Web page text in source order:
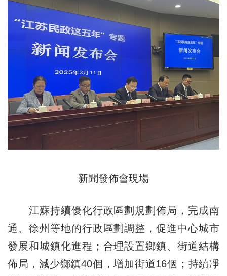
新聞發佈會現場
江蘇持續優化行政區劃規劃佈局，完成南
通、徐州等地的行政區劃調整，促進中心城市
發展和城鎮化進程；合理設置鄉鎮、街道結構
佈局，減少鄉鎮40個，增加街道16個；持續凈